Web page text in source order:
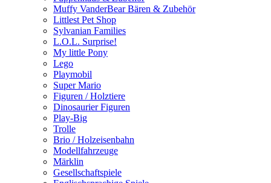
Muffy VanderBear Bären & Zubehör
Littlest Pet Shop
Sylvanian Families
L.O.L. Surprise!
My little Pony
Lego
Playmobil
Super Mario
Figuren / Holztiere
Dinosaurier Figuren
Play-Big
Trolle
Brio / Holzeisenbahn
Modellfahrzeuge
Märklin
Gesellschaftspiele